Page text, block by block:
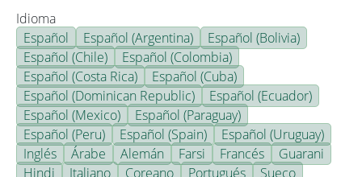
Idioma
Español
Español (Argentina)
Español (Bolivia)
Español (Chile)
Español (Colombia)
Español (Costa Rica)
Español (Cuba)
Español (Dominican Republic)
Español (Ecuador)
Español (Mexico)
Español (Paraguay)
Español (Peru)
Español (Spain)
Español (Uruguay)
Inglés
Árabe Alemán Farsi Francés
Guarani
Hindi
Italiano Coreano Portugués
Sueco